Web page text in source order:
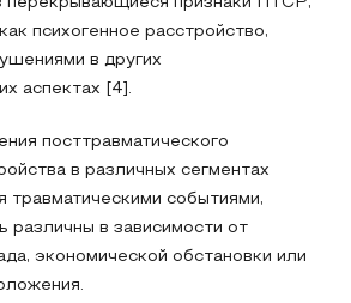
психогенное расстройство,
в других
аспектах [4].
посттравматического
в различных сегментах
травматическими событиями,
различны в зависимости от
экономической обстановки или